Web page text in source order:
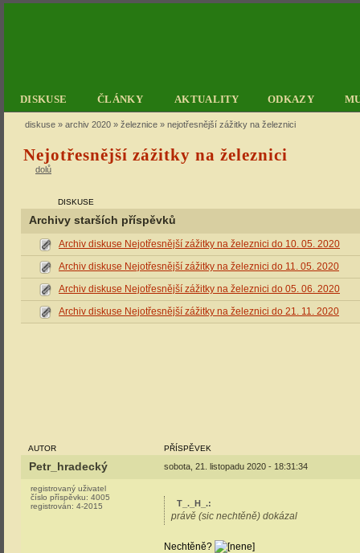
DISKUSE ČLÁNKY AKTUALITY ODKAZY
diskuse » archiv 2020 » železnice » nejotřesnější zážitky na železnici
Nejotřesnější zážitky na železnici
dolů
DISKUSE
Archivy starších příspěvků
Archiv diskuse Nejotřesnější zážitky na železnici do 10. 05. 2020
Archiv diskuse Nejotřesnější zážitky na železnici do 11. 05. 2020
Archiv diskuse Nejotřesnější zážitky na železnici do 05. 06. 2020
Archiv diskuse Nejotřesnější zážitky na železnici do 21. 11. 2020
AUTOR PŘÍSPĚVEK
Petr_hradecký sobota, 21. listopadu 2020 - 18:31:34
registrovaný uživatel
číslo příspěvku: 4005
registrován: 4-2015 T_._H_.:
právě (sic nechtěně) dokázal
Nechtěně?